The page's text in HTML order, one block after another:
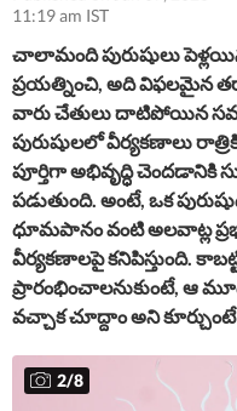
11:19 am IST
చాలామంది పురుషులు
ప్రయత్నించి, అది విఫలమైన
వారు చేతులు దాటిపోయిన
పురుషులలో వీర్యకణాలు రాత్రికి
పూర్తిగా అభివృద్ధి చెందడానికి
పడుతుంది. అంటే, ఒక
ధూమపానం వంటి అలవాట్ల
వీర్యకణాలపై కనిపిస్తుంది.
ప్రారంభించాలనుకుంటే, ఆ
వచ్చాక చూద్దాం అని
2/8